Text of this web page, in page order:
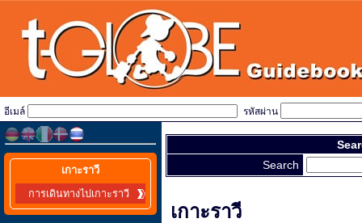
อีเมล์ รหัสผ่าน
เกาะราวี
การเดินทางไปเกาะราวี
Search
เกาะราวี